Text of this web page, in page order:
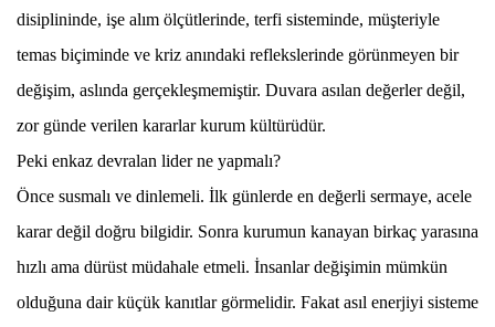
disiplininde, işe alım ölçütlerinde, terfi sisteminde, müşteriyle
temas biçiminde ve kriz anındaki reflekslerinde görünmeyen bir
değişim, aslında gerçekleşmemiştir. Duvara asılan değerler değil,
zor günde verilen kararlar kurum kültürüdür.
Peki enkaz devralan lider ne yapmalı?
Önce susmalı ve dinlemeli. İlk günlerde en değerli sermaye, acele
karar değil doğru bilgidir. Sonra kurumun kanayan birkaç yarasına
hızlı ama dürüst müdahale etmeli. İnsanlar değişimin mümkün
olduğuna dair küçük kanıtlar görmelidir. Fakat asıl enerjiyi sisteme